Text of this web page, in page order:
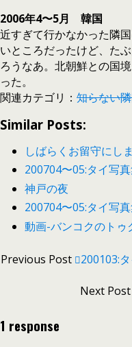
2006年4〜5月 韓国
近すぎて行かなかった隣
いところだったけど、た
ろうなあ。北朝鮮との国
った。
関連カテゴリ： 知らない
Similar Posts:
しばらくお留守にしま
200704〜05:タイ写真
神戸の夜
200704〜05:タイ写真
動画-バンコクのトゥ
Previous Post
200103:
Next Post
1 response